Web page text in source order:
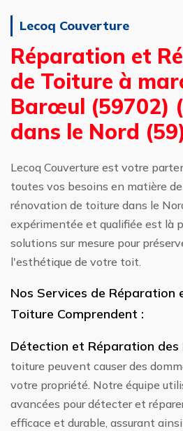
Lecoq Couverture
Réparation et
de Toiture à
Barœul (59702)
dans le Nord
Lecoq Couverture est votre
toutes vos besoins en matière
rénovation de toiture dans le
expérimentée et qualifiée est là
solutions sur mesure pour
l'esthétique de votre toit.
Nos Services de Réparation
Toiture Comprendent :
Détection et Réparation des
toiture peuvent causer des
votre propriété. Notre équipe
avancées pour détecter et
efficace et durable, assurant